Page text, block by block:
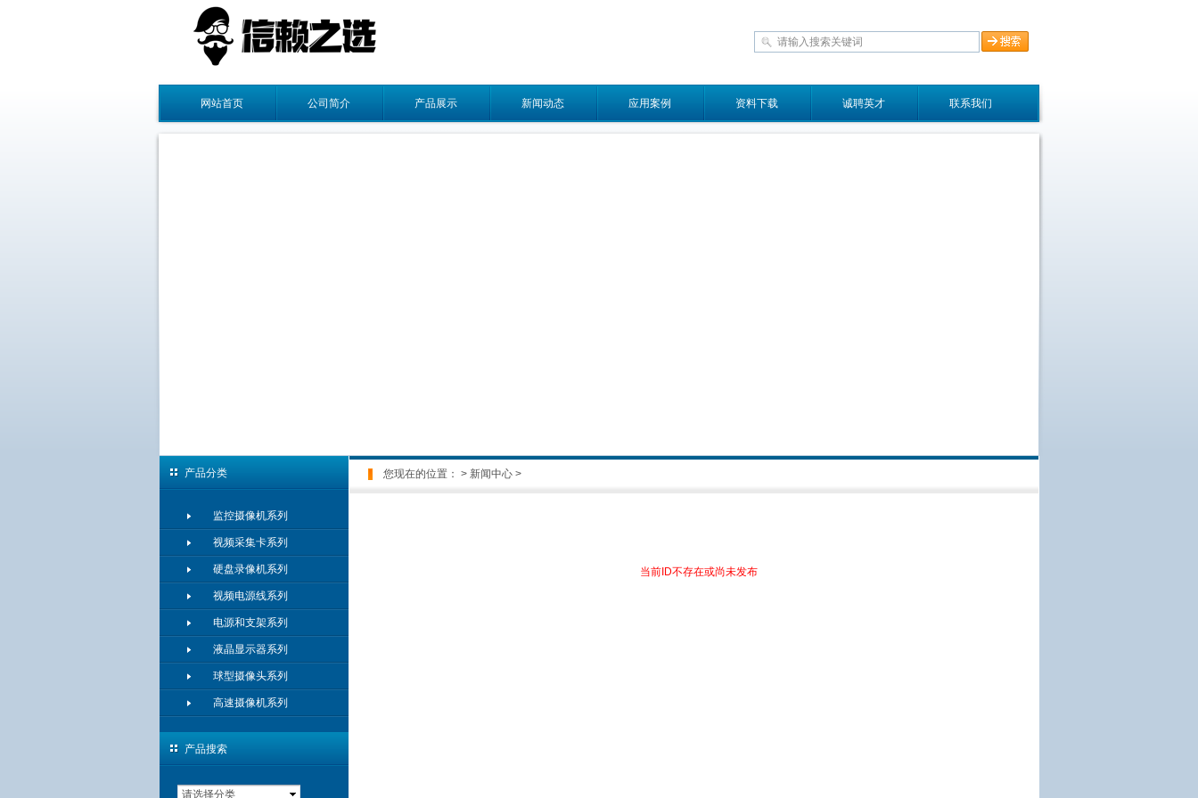
网站首页 公司简介 产品展示 新闻动态 应用案例 资料下载 诚聘英才 联系我们
产品搜索
请选择分类
您现在的位置： > 新闻中心 >
产品分类
监控摄像机系列
视频采集卡系列
硬盘录像机系列
视频电源线系列
电源和支架系列
液晶显示器系列
球型摄像头系列
高速摄像机系列
当前ID不存在或尚未发布